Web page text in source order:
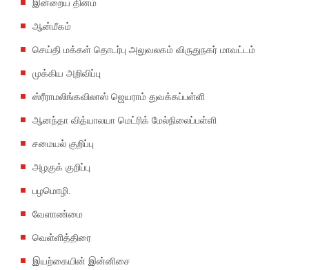
இன்றைய தினம்
ஆன்மீகம்
செய்தி மக்கள் தொடர்பு அலுவலகம் விருதுநகர் மாவட்டம்
முக்கிய அறிவிப்பு
ஸ்ரீராமலிங்கவிலாஸ் ஜெயராம் துவக்கப்பள்ளி
ஆனந்தா வித்யாலயா மெட்ரிக் மேல்நிலைப்பள்ளி
சமையல் குறிப்பு
அழகுக் குறிப்பு
பழமொழி.
வேளாண்மை
வெள்ளித்திரை
இயற்கையின் இன்னிசை